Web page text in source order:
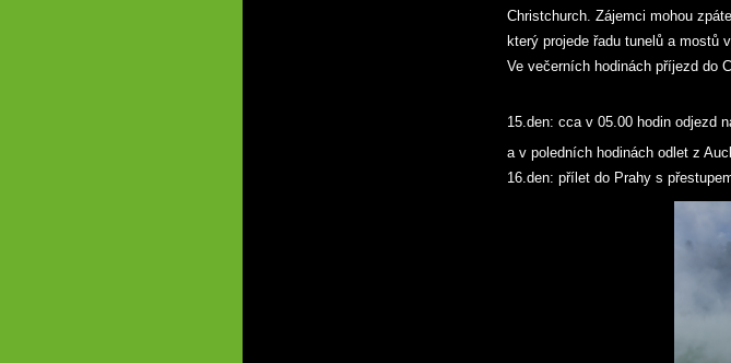
Christchurch. Zájemci mohou
který projede řadu tunelů a mostů
Ve večerních hodinách příjezd do
15.den: cca v 05.00 hodin odjezd
a v poledních hodinách odlet z
16.den: přílet do Prahy s